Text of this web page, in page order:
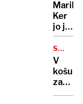
klic,
da je
zbolel
Ker
jo je
mož
varal,
ga je
tožila
za
SUM
V
košu
za
smeti